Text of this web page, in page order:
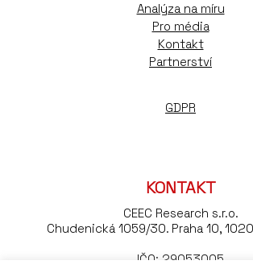
Analýza na míru
Pro média
Kontakt
Partnerství
GDPR
KONTAKT
CEEC Research s.r.o.
Chudenická 1059/30. Praha 10,
IČO: 29053005